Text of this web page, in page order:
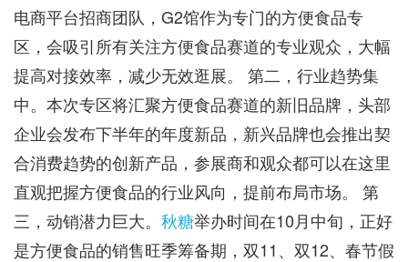
电商平台招商团队，G2馆作为专门的方便食品专
区，会吸引所有关注方便食品赛道的专业观众，大幅
提高对接效率，减少无效逛展。 第二，行业趋势集
中。本次专区将汇聚方便食品赛道的新旧品牌，头部
企业会发布下半年的年度新品，新兴品牌也会推出契
合消费趋势的创新产品，参展商和观众都可以在这里
直观把握方便食品的行业风向，提前布局市场。 第
三，动销潜力巨大。 秋糖举办时间在10月中旬，正好
是方便食品的销售旺季筹备期，双11、双12、春节假